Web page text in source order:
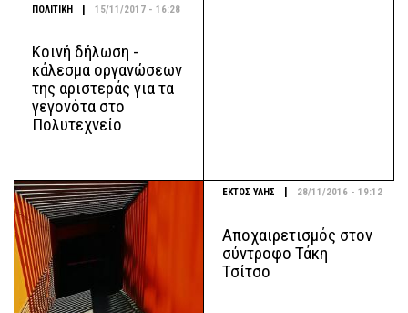
ΠΟΛΙΤΙΚΗ | 15/11/2017 - 16:28
Κοινή δήλωση -
κάλεσμα οργανώσεων
της αριστεράς για τα
γεγονότα στο
Πολυτεχνείο
ΕΚΤΟΣ ΥΛΗΣ 28/11/2016 - 19:12
Αποχαιρετισμός στον
σύντροφο Τάκη
Τσίτσο